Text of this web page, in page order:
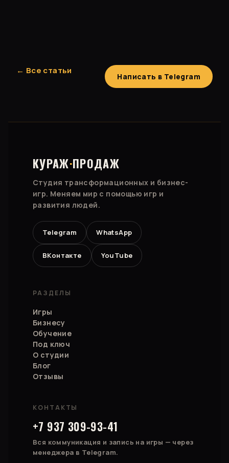
← Все статьи
Написать в Telegram
КУРАЖ·ПРОДАЖ
Студия трансформационных и бизнес-
игр. Меняем мир с помощью игр и
развития людей.
Telegram WhatsApp
ВКонтакте YouTube
РАЗДЕЛЫ
Игры
Бизнесу
Обучение
Под ключ
О студии
Блог
Отзывы
КОНТАКТЫ
+7 937 309-93-41
Вся коммуникация и запись на игры — через
менеджера в Telegram.